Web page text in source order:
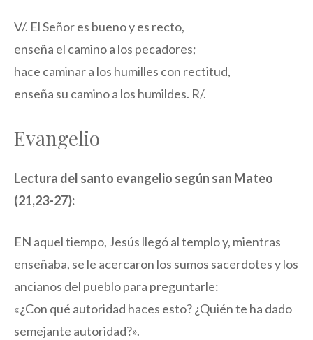
V/. El Señor es bueno y es recto,
enseña el camino a los pecadores;
hace caminar a los humilles con rectitud,
enseña su camino a los humildes. R/.
Evangelio
Lectura del santo evangelio según san Mateo
(21,23-27):
EN aquel tiempo, Jesús llegó al templo y, mientras
enseñaba, se le acercaron los sumos sacerdotes y los
ancianos del pueblo para preguntarle:
«¿Con qué autoridad haces esto? ¿Quién te ha dado
semejante autoridad?».